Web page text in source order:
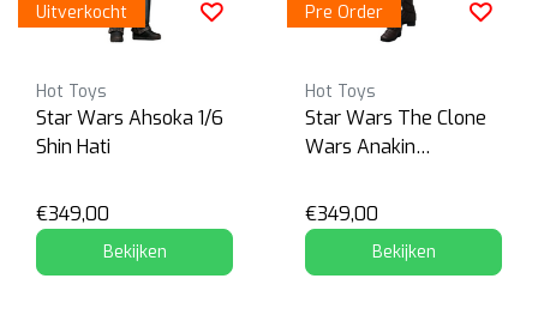
Uitverkocht
Hot Toys
Star Wars Ahsoka 1/6
Shin Hati
€349,00
Bekijken
Pre Order
Hot Toys
Star Wars The Clone
Wars Anakin
€349,00
Bekijken